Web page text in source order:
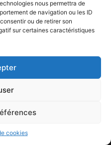
nous permettra de
de navigation ou les ID
ou de retirer son
sur certaines caractéristiques
cookies
Nationale 27310 Caumont
NOUS